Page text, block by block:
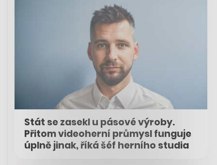
Stát se zasekl u pásové výroby.
Přitom videoherní průmysl funguje
úplně jinak, říká šéf herního studia